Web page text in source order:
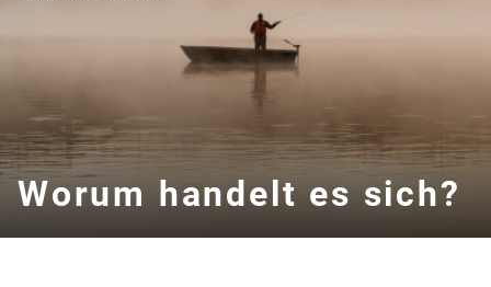
Worum handelt es sich?